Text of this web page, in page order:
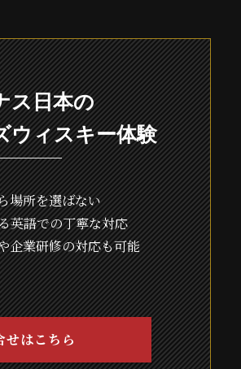
ス日本の
ウィスキー体験
場所を選ばない
英語での丁寧な対応
企業研修の対応も可能
せはこちら